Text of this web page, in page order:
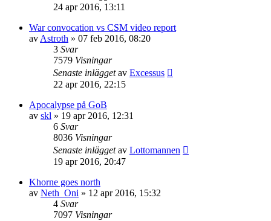
24 apr 2016, 13:11
War convocation vs CSM video report
av Astroth » 07 feb 2016, 08:20
3 Svar
7579 Visningar
Senaste inläggetav Excessus
22 apr 2016, 22:15
Apocalypse på GoB
av skl » 19 apr 2016, 12:31
6 Svar
8036 Visningar
Senaste inläggetav Lottomannen
19 apr 2016, 20:47
Khorne goes north
av Neth_Oni » 12 apr 2016, 15:32
4 Svar
7097 Visningar